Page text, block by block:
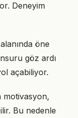
Deneyim
öne
göz ardı
açabiliyor.
motivasyon,
Bu nedenle